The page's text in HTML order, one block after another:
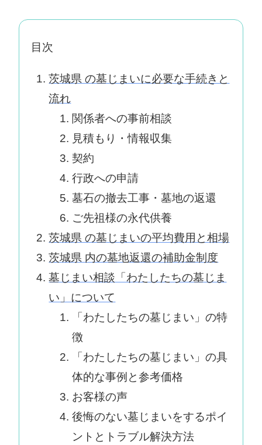
目次
茨城県 の墓じまいに必要な手続きと
流れ
関係者への事前相談
見積もり・情報収集
契約
行政への申請
墓石の撤去工事・墓地の返還
ご先祖様の永代供養
茨城県 の墓じまいの平均費用と相場
茨城県 内の墓地返還の補助金制度
墓じまい相談「わたしたちの墓じま
い」について
「わたしたちの墓じまい」の特
徴
「わたしたちの墓じまい」の具
体的な事例と参考価格
お客様の声
後悔のない墓じまいをするポイ
ントとトラブル解決方法